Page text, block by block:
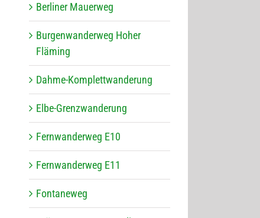
Ber­li­ner Mauerweg
Bur­gen­wan­der­weg Hoher
Fläming
Dahme-Kom­plett­wan­de­rung
Elbe-Grenz­wan­de­rung
Fern­wan­der­weg E10
Fern­wan­der­weg E11
Fon­ta­ne­weg